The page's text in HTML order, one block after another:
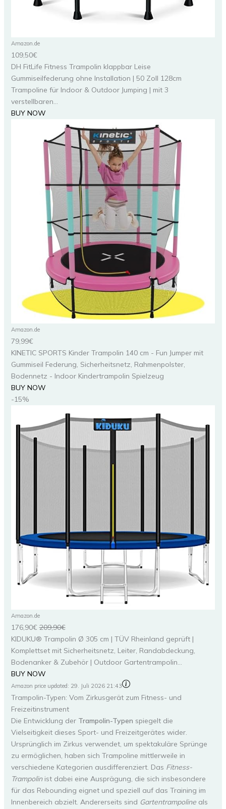
Amazon.de
109,50€
DH FitLife Fitness Trampolin klappbar Leise
Gummiseilfederung ohne Installation | 50 Zoll 128cm
Trampoline für Indoor & Outdoor Jumping | mit 3
verstellbaren...
BUY NOW
Amazon.de
79,99€
KINETIC SPORTS Kinder Trampolin 140 cm - Fun Jumper mit
Gummiseil Federung, Sicherheitsnetz, Rahmenpolster,
Bodennetz - Indoor Kindertrampolin Spielzeug
BUY NOW
-15%
Amazon.de
176,90€209,90€
KIDUKU® Trampolin Ø 305 cm | TÜV Rheinland geprüft |
Komplettset mit Sicherheitsnetz, Leiter, Randabdeckung,
Bodenanker & Zubehör | Outdoor Gartentrampolin...
BUY NOW
Amazon price updated: 29. Juli 2026 21:43
Trampolin-Typen: Vom Zirkusgerät zum Fitness- und
Freizeitinstrument
Die Entwicklung der Trampolin-Typen spiegelt die
Vielseitigkeit dieses Sport- und Freizeitgerätes wider.
Ursprünglich im Zirkus verwendet, um spektakuläre Sprünge
zu ermöglichen, haben sich Trampoline mittlerweile in
verschiedene Kategorien ausdifferenziert. Das Fitness-
Trampolinist dabei eine Ausprägung, die sich insbesondere
für das Rebounding eignet und speziell auf das Training im
Innenbereich abzielt. Andererseits sind Gartentrampolineals